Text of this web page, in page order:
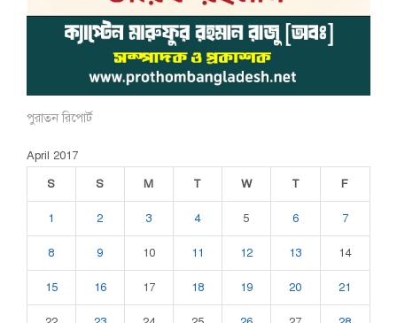
পুরাতন রিপোর্ট
April 2017
S
S M T W T F
1 2 3 4 5 6 7
8 9 10 11 12 13 14
15 16 17 18 19 20 21